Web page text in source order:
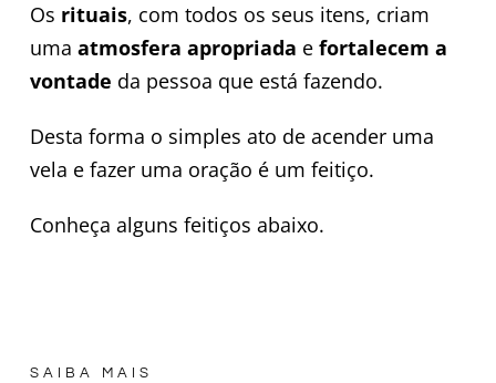
Os rituais, com todos os seus itens, criam
uma atmosfera apropriada e fortalecem a
vontade da pessoa que está fazendo.
Desta forma o simples ato de acender uma
vela e fazer uma oração é um feitiço.
Conheça alguns feitiços abaixo.
SAIBA MAIS